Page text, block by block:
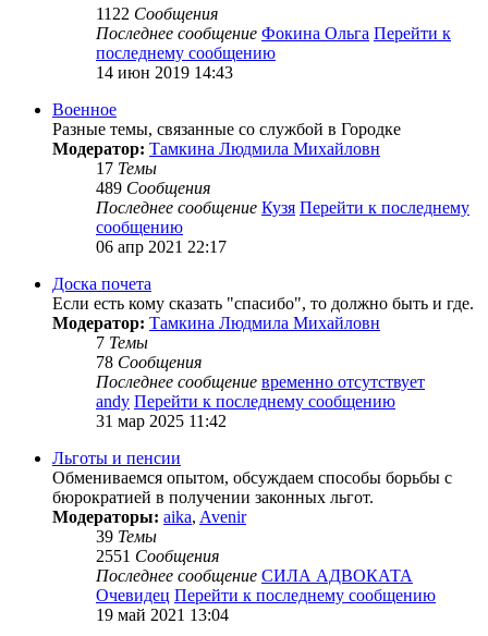
1122 Сообщения
Последнее сообщение Фокина Ольга Перейти к
последнему сообщению
14 июн 2019 14:43
Военное
Разные темы, связанные со службой в Городке
Модератор: Тамкина Людмила Михайловн
17 Темы
489 Сообщения
Последнее сообщение Кузя Перейти к последнему
сообщению
06 апр 2021 22:17
Доска почета
Если есть кому сказать "спасибо", то должно быть и где.
Модератор: Тамкина Людмила Михайловн
7 Темы
78 Сообщения
Последнее сообщение временно отсутствует
andy Перейти к последнему сообщению
31 мар 2025 11:42
Льготы и пенсии
Обмениваемся опытом, обсуждаем способы борьбы с
бюрократией в получении законных льгот.
Модераторы: aika, Avenir
39 Темы
2551 Сообщения
Последнее сообщение СИЛА АДВОКАТА
Очевидец Перейти к последнему сообщению
19 май 2021 13:04